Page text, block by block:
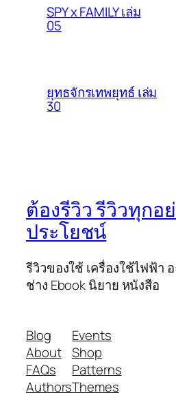
SPY x FAMILY เล่ม
05
ยุทธจักรเทพยุทธ์ เล่ม
30
ต้องรีวิว รีวิวทุกอ
ประโยชน์
รีวิวของใช้ เครื่องใช้ไฟฟ้า
ช่าง Ebook นิยาย หนังสือ
Blog
About
FAQs
Authors
Events
Shop
Patterns
Themes